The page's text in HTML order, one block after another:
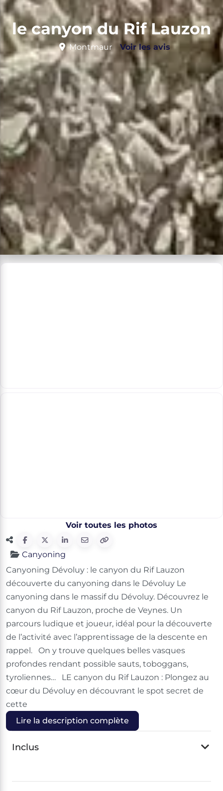
le canyon du Rif Lauzon
Montmaur Voir les avis
Voir toutes les photos
Canyoning
Canyoning Dévoluy : le canyon du Rif Lauzon
découverte du canyoning dans le Dévoluy Le
canyoning dans le massif du Dévoluy. Découvrez le
canyon du Rif Lauzon, proche de Veynes. Un
parcours ludique et joueur, idéal pour la découverte
de l’activité avec l’apprentissage de la descente en
rappel. On y trouve quelques belles vasques
profondes rendant possible sauts, toboggans,
tyroliennes… LE canyon du Rif Lauzon : Plongez au
cœur du Dévoluy en découvrant le spot secret de
cette
Lire la description complète
Inclus